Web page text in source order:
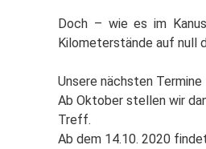
Doch – wie es im
Kilometerstände auf null
Unsere nächsten
Ab Oktober stellen wir
Treff.
Ab dem 14.10. 2020